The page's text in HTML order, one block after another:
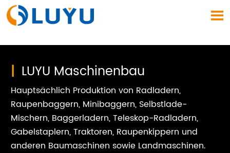

| LUYU Maschinenbau
Hauptsächlich Produktion von Radladern,
Raupenbaggern, Minibaggern, Selbstlade-
Mischern, Baggerladern, Teleskop-Radladern,
Gabelstaplern, Traktoren, Raupenkippern und
anderen Baumaschinen sowie Landmaschinen.